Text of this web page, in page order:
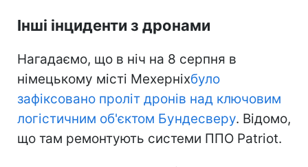
Інші інциденти з дронами
Нагадаємо, що в ніч на 8 серпня в
німецькому місті Мехерніхбуло
зафіксовано проліт дронів над ключовим
логістичним об'єктом Бундесверу. Відомо,
що там ремонтують системи ППО Patriot.